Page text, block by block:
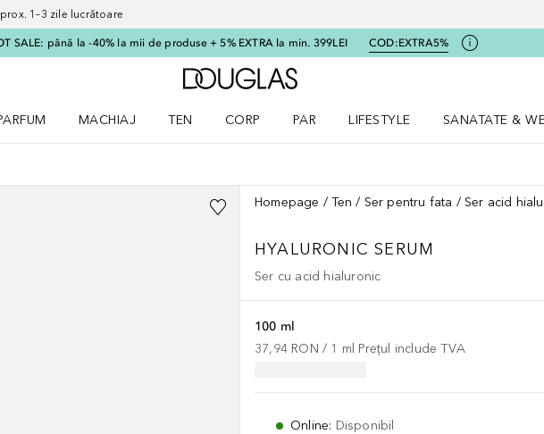
1–3 zile lucrătoare
SALE: până la -40% la mii de produse + 5% EXTRA la min. 399LEI COD:EXTRA5%
Către pagina principală Douglas
MACHIAJ
TEN
CORP
PAR
LIFESTYLE
SANATATE &
Homepage Ten Ser pentru fata Ser acid
HYALURONIC SERUM
Ser cu acid hialuronic
100 ml
37,94 RON / 1 ml Prețul include TVA
Online: Disponibil